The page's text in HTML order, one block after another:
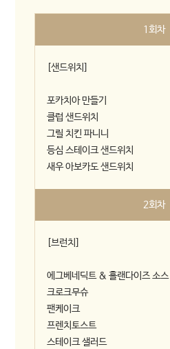
1회차
[샌드위치]
포카치아 만들기
클럽 샌드위치
그릴 치킨 파니니
등심 스테이크 샌드위치
새우 아보카도 샌드위치
2회차
[브런치]
에그베네딕트 & 홀랜다이즈 소스
크로크무슈
팬케이크
프렌치토스트
스테이크 샐러드